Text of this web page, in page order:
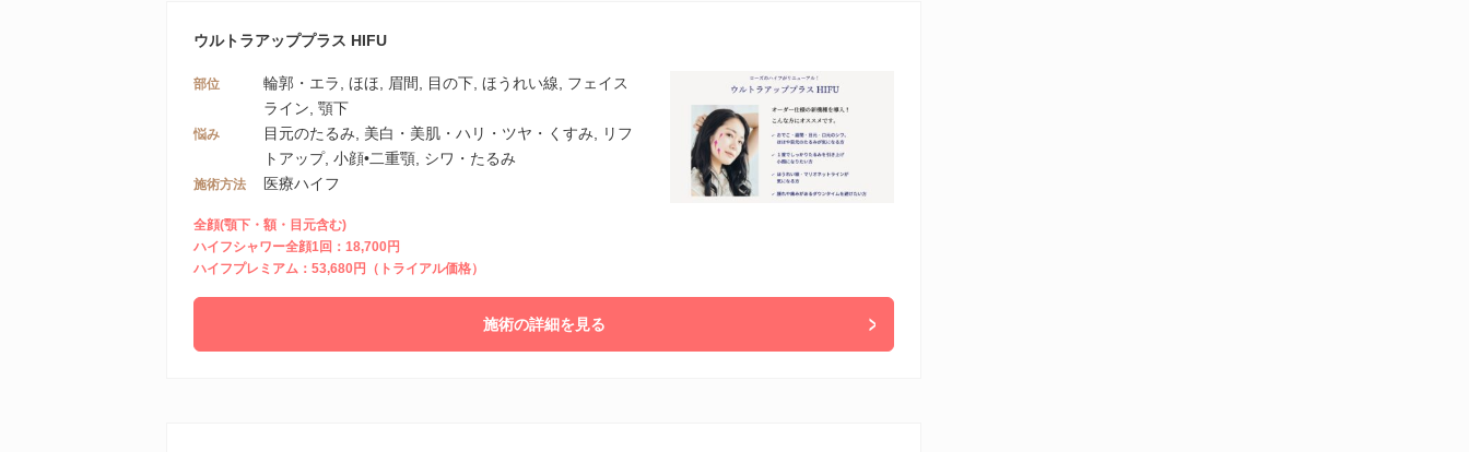
ウルトラアッププラス HIFU
部位
輪郭・エラ, ほほ, 眉間, 目の下, ほうれい線, フェイス
ライン, 顎下
悩み
目元のたるみ, 美白・美肌・ハリ・ツヤ・くすみ, リフ
トアップ, 小顔•二重顎, シワ・たるみ
施術方法 医療ハイフ
全顔(顎下・額・目元含む)
ハイフシャワー全顔1回：18,700円
ハイフプレミアム：53,680円（トライアル価格）
施術の詳細を見る